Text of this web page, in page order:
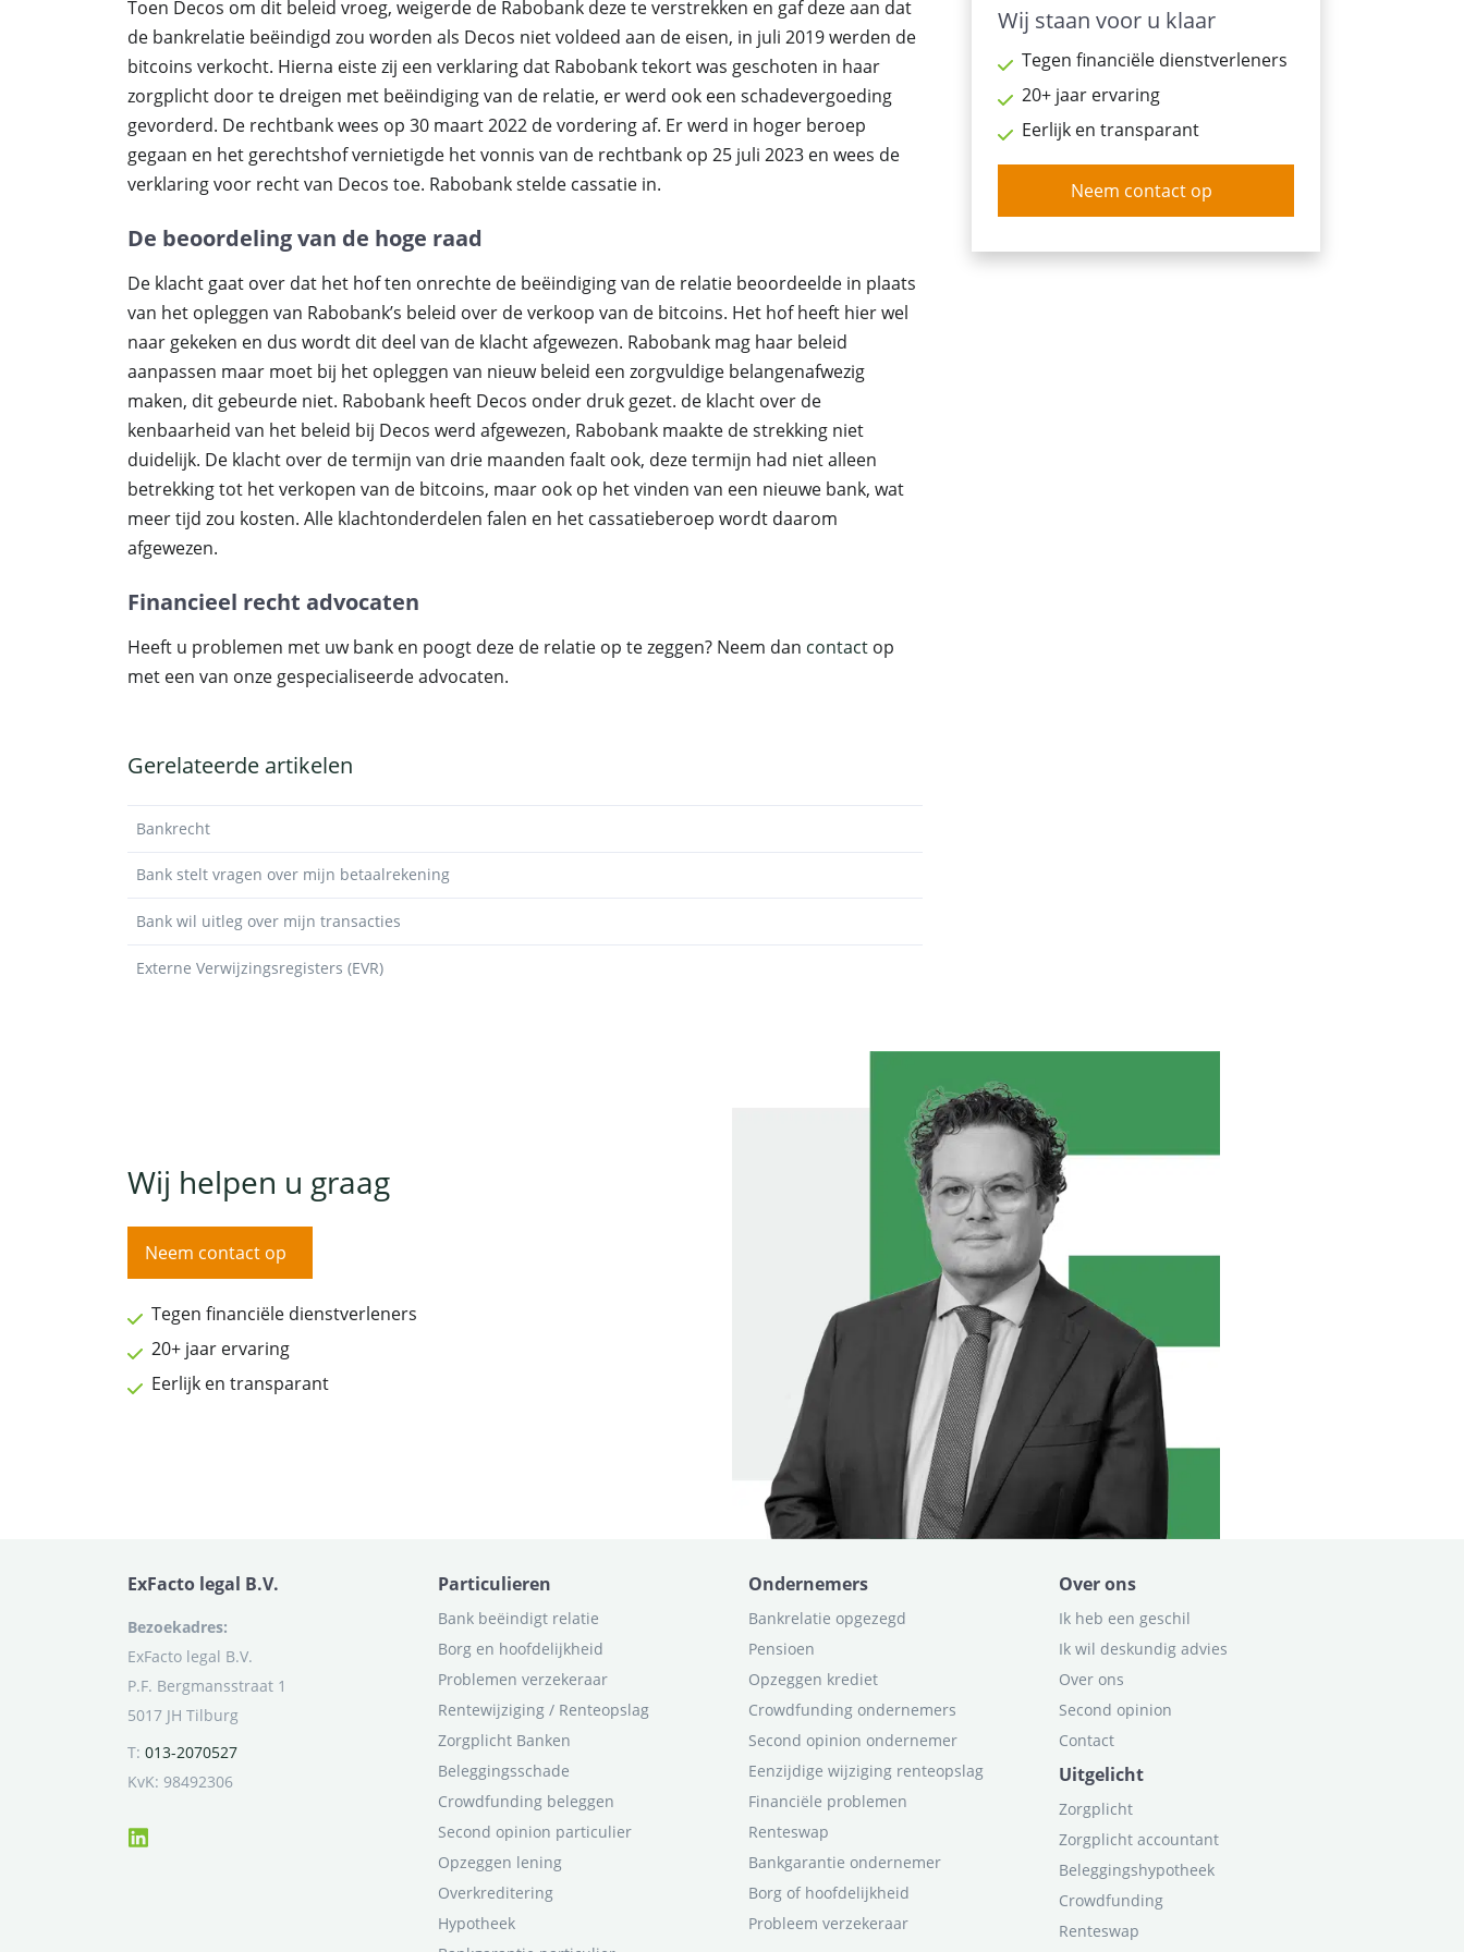
Toen Decos om dit beleid vroeg, weigerde de Rabobank deze te verstrekken en gaf deze aan dat
de bankrelatie beëindigd zou worden als Decos niet voldeed aan de eisen, in juli 2019 werden de
bitcoins verkocht. Hierna eiste zij een verklaring dat Rabobank tekort was geschoten in haar
zorgplicht door te dreigen met beëindiging van de relatie, er werd ook een schadevergoeding
gevorderd. De rechtbank wees op 30 maart 2022 de vordering af. Er werd in hoger beroep
gegaan en het gerechtshof vernietigde het vonnis van de rechtbank op 25 juli 2023 en wees de
verklaring voor recht van Decos toe. Rabobank stelde cassatie in.
De beoordeling van de hoge raad
De klacht gaat over dat het hof ten onrechte de beëindiging van de relatie beoordeelde in plaats
van het opleggen van Rabobank’s beleid over de verkoop van de bitcoins. Het hof heeft hier wel
naar gekeken en dus wordt dit deel van de klacht afgewezen. Rabobank mag haar beleid
aanpassen maar moet bij het opleggen van nieuw beleid een zorgvuldige belangenafwezig
maken, dit gebeurde niet. Rabobank heeft Decos onder druk gezet. de klacht over de
kenbaarheid van het beleid bij Decos werd afgewezen, Rabobank maakte de strekking niet
duidelijk. De klacht over de termijn van drie maanden faalt ook, deze termijn had niet alleen
betrekking tot het verkopen van de bitcoins, maar ook op het vinden van een nieuwe bank, wat
meer tijd zou kosten. Alle klachtonderdelen falen en het cassatieberoep wordt daarom
afgewezen.
Financieel recht advocaten
Heeft u problemen met uw bank en poogt deze de relatie op te zeggen? Neem dan contact op
met een van onze gespecialiseerde advocaten.
Gerelateerde artikelen
Bankrecht
Bank stelt vragen over mijn betaalrekening
Bank wil uitleg over mijn transacties
Externe Verwijzingsregisters (EVR)
Wij staan voor u klaar
Tegen financiële dienstverleners
20+ jaar ervaring
Eerlijk en transparant
Neem contact op
Wij helpen u graag
Neem contact op
Tegen financiële dienstverleners
20+ jaar ervaring
Eerlijk en transparant
ExFacto legal B.V.
Bezoekadres:
ExFacto legal B.V.
P.F. Bergmansstraat 1
5017 JH Tilburg
T: 013-2070527
KvK: 98492306
Particulieren
Bank beëindigt relatie
Borg en hoofdelijkheid
Problemen verzekeraar
Rentewijziging / Renteopslag
Zorgplicht Banken
Beleggingsschade
Crowdfunding beleggen
Second opinion particulier
Opzeggen lening
Overkreditering
Hypotheek
Ondernemers
Bankrelatie opgezegd
Pensioen
Opzeggen krediet
Crowdfunding ondernemers
Second opinion ondernemer
Eenzijdige wijziging renteopslag
Financiële problemen
Renteswap
Bankgarantie ondernemer
Borg of hoofdelijkheid
Probleem verzekeraar
Over ons
Ik heb een geschil
Ik wil deskundig advies
Over ons
Second opinion
Contact
Uitgelicht
Zorgplicht
Zorgplicht accountant
Beleggingshypotheek
Crowdfunding
Renteswap